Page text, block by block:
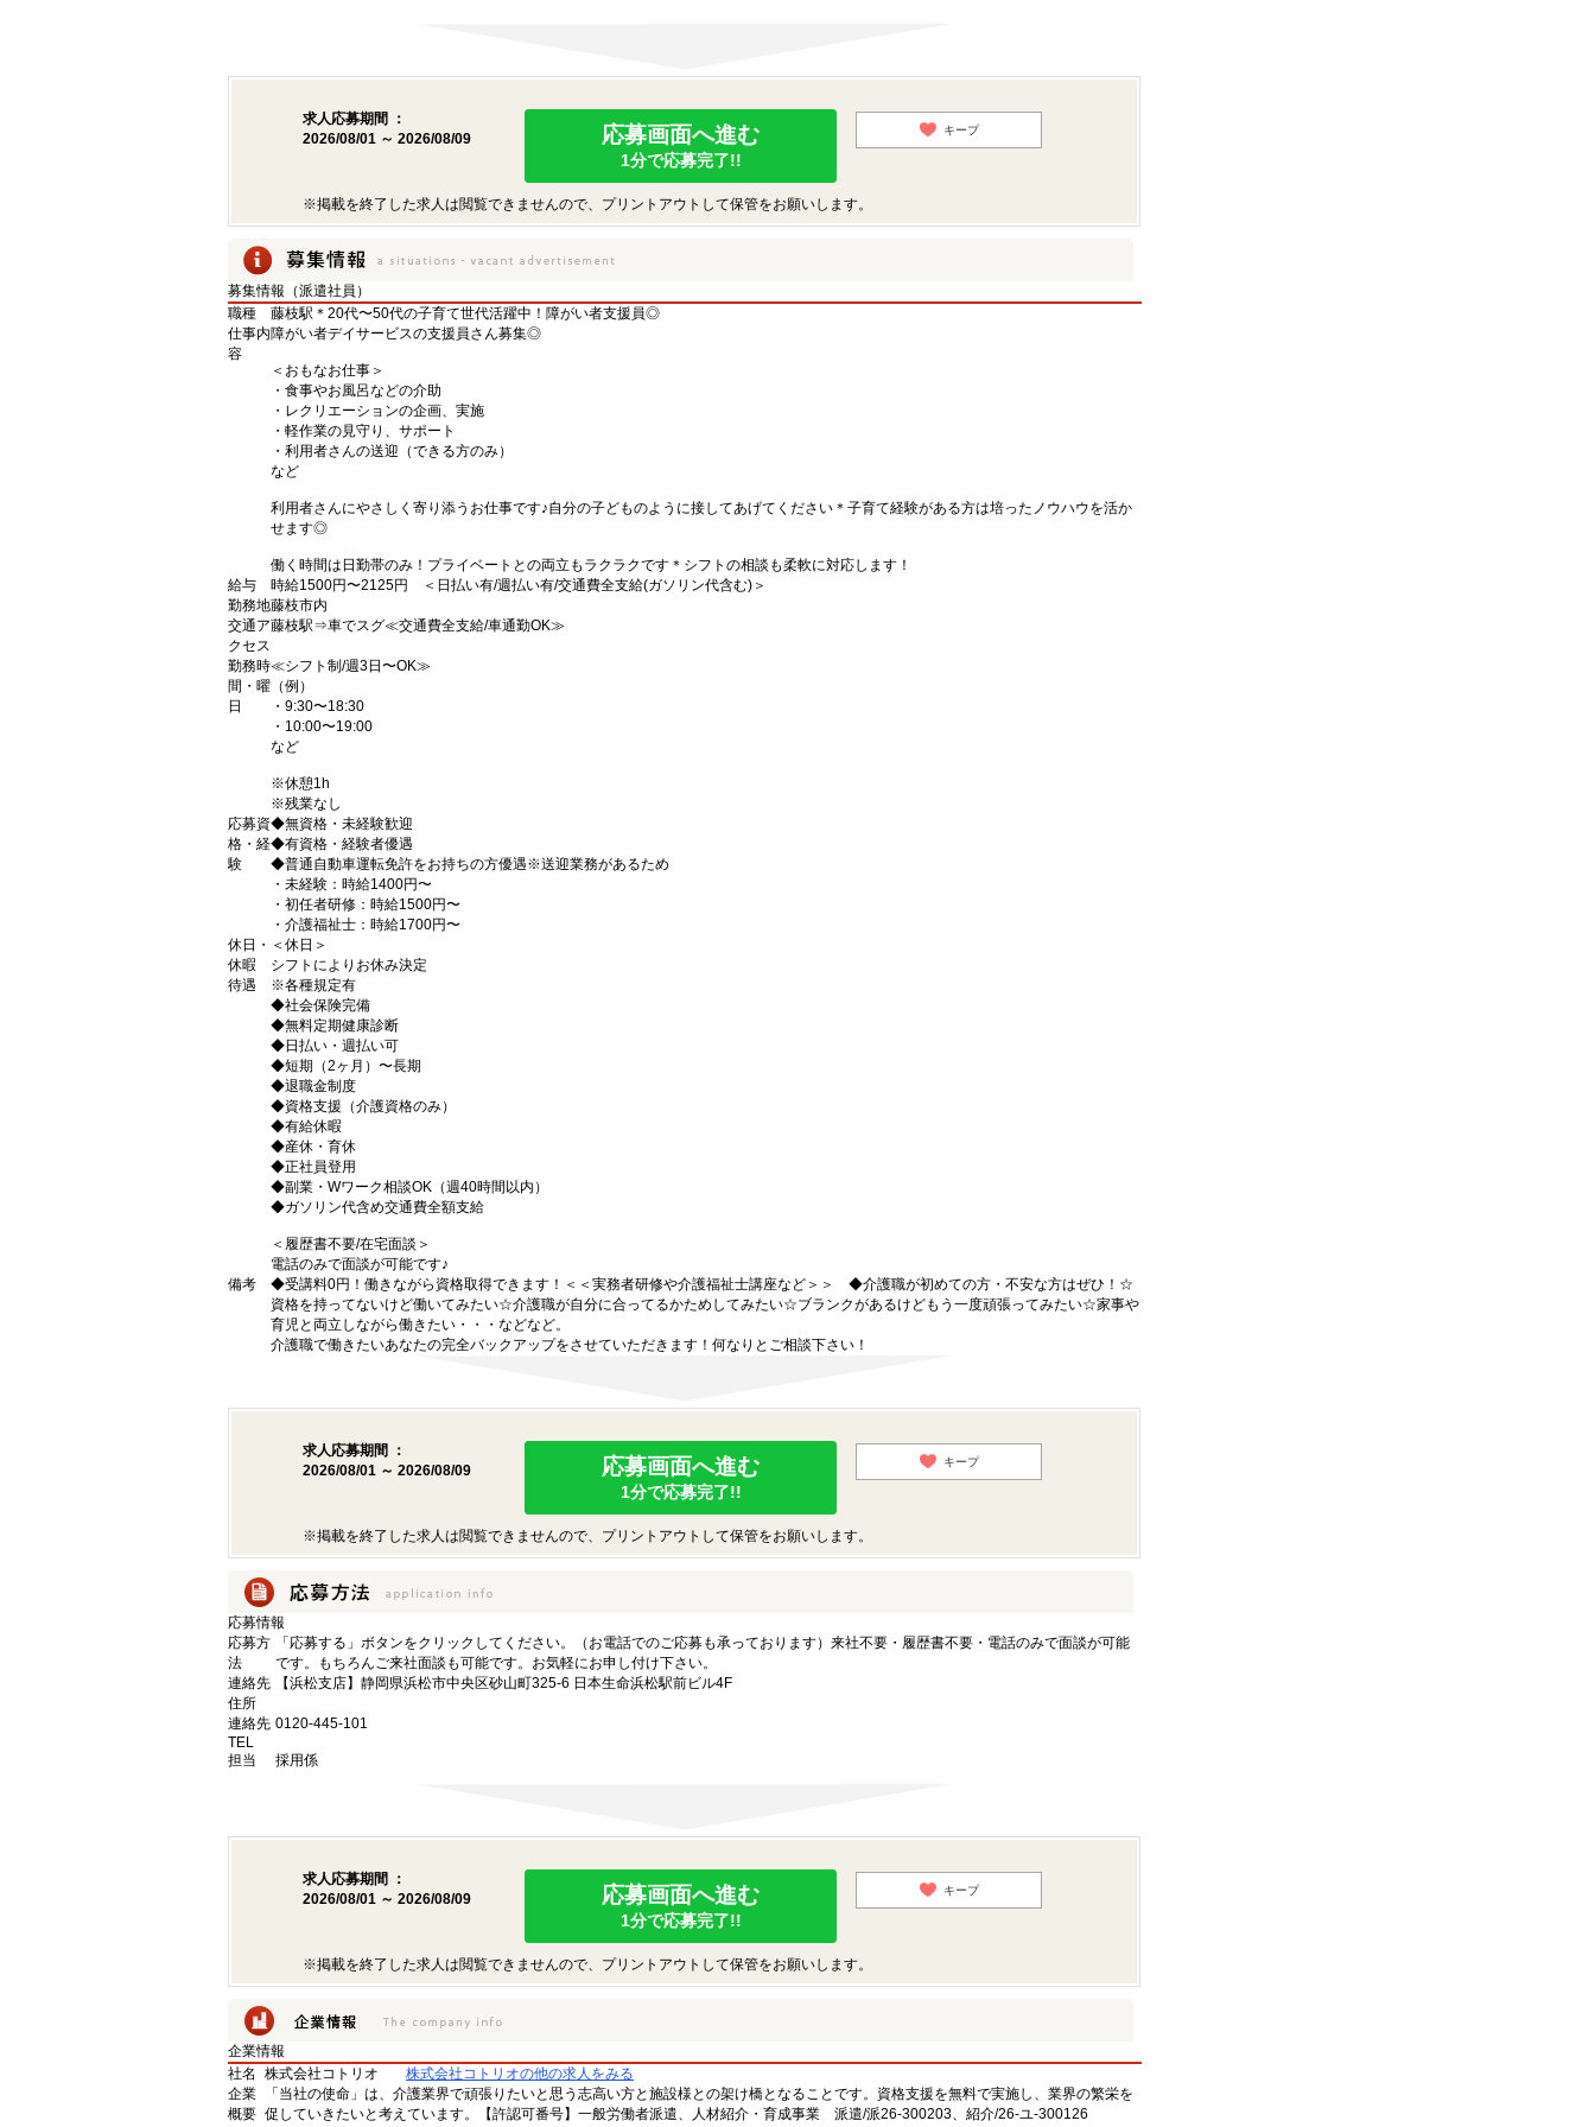
求人応募期間 ：
2026/08/01 ～ 2026/08/09
応募画面へ進む
1分で応募完了!!
キープ
※掲載を終了した求人は閲覧できませんので、プリントアウトして保管をお願いします。
募集情報（派遣社員）
職種
藤枝駅＊20代〜50代の子育て世代活躍中！障がい者支援員◎
仕事内
容
障がい者デイサービスの支援員さん募集◎
＜おもなお仕事＞
・食事やお風呂などの介助
・レクリエーションの企画、実施
・軽作業の見守り、サポート
・利用者さんの送迎（できる方のみ）
など
利用者さんにやさしく寄り添うお仕事です♪自分の子どものように接してあげてください＊子育て経験がある方は培ったノウハウを活か
せます◎
働く時間は日勤帯のみ！プライベートとの両立もラクラクです＊シフトの相談も柔軟に対応します！
給与
時給1500円〜2125円 ＜日払い有/週払い有/交通費全支給(ガソリン代含む)＞
勤務地藤枝市内
交通ア
クセス
藤枝駅⇒車でスグ≪交通費全支給/車通勤OK≫
勤務時
間・曜
日
≪シフト制/週3日〜OK≫
（例）
・9:30〜18:30
・10:00〜19:00
など
※休憩1h
※残業なし
応募資
格・経
験
◆無資格・未経験歓迎
◆有資格・経験者優遇
◆普通自動車運転免許をお持ちの方優遇※送迎業務があるため
・未経験：時給1400円〜
・初任者研修：時給1500円〜
・介護福祉士：時給1700円〜
休日・
休暇
＜休日＞
シフトによりお休み決定
待遇
※各種規定有
◆社会保険完備
◆無料定期健康診断
◆日払い・週払い可
◆短期（2ヶ月）〜長期
◆退職金制度
◆資格支援（介護資格のみ）
◆有給休暇
◆産休・育休
◆正社員登用
◆副業・Wワーク相談OK（週40時間以内）
◆ガソリン代含め交通費全額支給
＜履歴書不要/在宅面談＞
電話のみで面談が可能です♪
備考
◆受講料0円！働きながら資格取得できます！＜＜実務者研修や介護福祉士講座など＞＞ ◆介護職が初めての方・不安な方はぜひ！☆
資格を持ってないけど働いてみたい☆介護職が自分に合ってるかためしてみたい☆ブランクがあるけどもう一度頑張ってみたい☆家事や
育児と両立しながら働きたい・・・などなど。
介護職で働きたいあなたの完全バックアップをさせていただきます！何なりとご相談下さい！
求人応募期間 ：
2026/08/01 ～ 2026/08/09
応募画面へ進む
1分で応募完了!!
キープ
※掲載を終了した求人は閲覧できませんので、プリントアウトして保管をお願いします。
応募情報
応募方
法
「応募する」ボタンをクリックしてください。（お電話でのご応募も承っております）来社不要・履歴書不要・電話のみで面談が可能
です。もちろんご来社面談も可能です。お気軽にお申し付け下さい。
連絡先
住所
【浜松支店】静岡県浜松市中央区砂山町325-6 日本生命浜松駅前ビル4F
連絡先
TEL
0120-445-101
担当 採用係
求人応募期間 ：
2026/08/01 ～ 2026/08/09
応募画面へ進む
1分で応募完了!!
キープ
※掲載を終了した求人は閲覧できませんので、プリントアウトして保管をお願いします。
企業情報
社名
株式会社コトリオ
株式会社コトリオの他の求人をみる
企業
概要
「当社の使命」は、介護業界で頑張りたいと思う志高い方と施設様との架け橋となることです。資格支援を無料で実施し、業界の繁栄を
促していきたいと考えています。【許認可番号】一般労働者派遣、人材紹介・育成事業 派遣/派26-300203、紹介/26-ユ-300126